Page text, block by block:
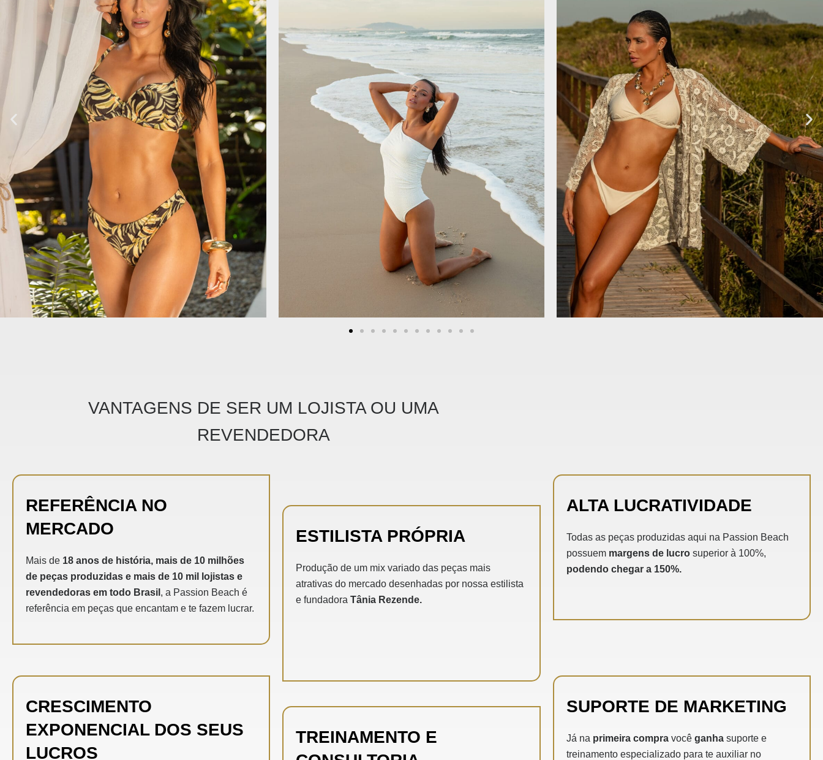
VANTAGENS DE SER UM LOJISTA OU UMA
REVENDEDORA
REFERÊNCIA NO
MERCADO
Mais de 18 anos de história, mais de 10 milhões
de peças produzidas e mais de 10 mil lojistas e
revendedoras em todo Brasil , a Passion Beach é
referência em peças que encantam e te fazem lucrar.
ESTILISTA PRÓPRIA
Produção de um mix variado das peças mais
atrativas do mercado desenhadas por nossa estilista
e fundadoraTânia Rezende.
ALTA LUCRATIVIDADE
Todas as peças produzidas aqui na Passion Beach
possuemmargens de lucrosuperior à 100%,
podendo chegar a 150%.
CRESCIMENTO
EXPONENCIAL DOS SEUS
LUCROS
TREINAMENTO E
SUPORTE DE MARKETING
Já na primeira compravocê ganhasuporte e
treinamento especializado para te auxiliar no